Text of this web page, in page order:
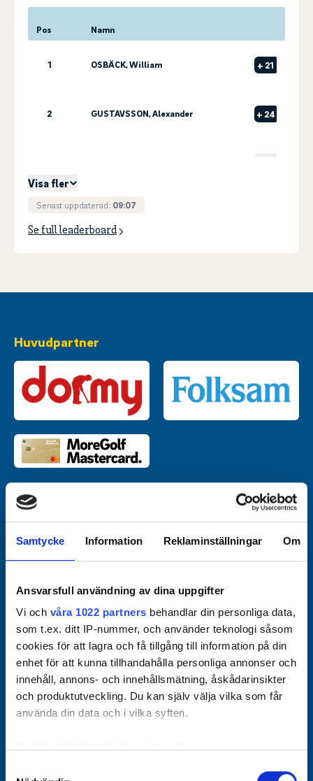
Samtycke Information Reklaminställningar Om
Ansvarsfull användning av dina uppgifter
Vi och våra 1022 partners behandlar din personliga data,
som t.ex. ditt IP-nummer, och använder teknologi såsom
cookies för att lagra och få tillgång till information på din
enhet för att kunna tillhandahålla personliga annonser och
innehåll, annons- och innehållsmätning, åskådarinsikter
och produktutveckling. Du kan själv välja vilka som får
använda din data och i vilka syften.
Pos Namn
1 OSBÄCK, William + 21
2 GUSTAVSSON, Alexander + 24
Visa fler
Senast uppdaterad: 09:07
Se full leaderboard
Huvudpartner
Officiella partners